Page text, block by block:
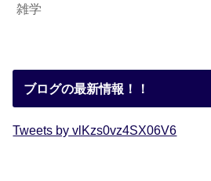
雑学
ブログの最新情報！！
Tweets by vlKzs0vz4SX06V6